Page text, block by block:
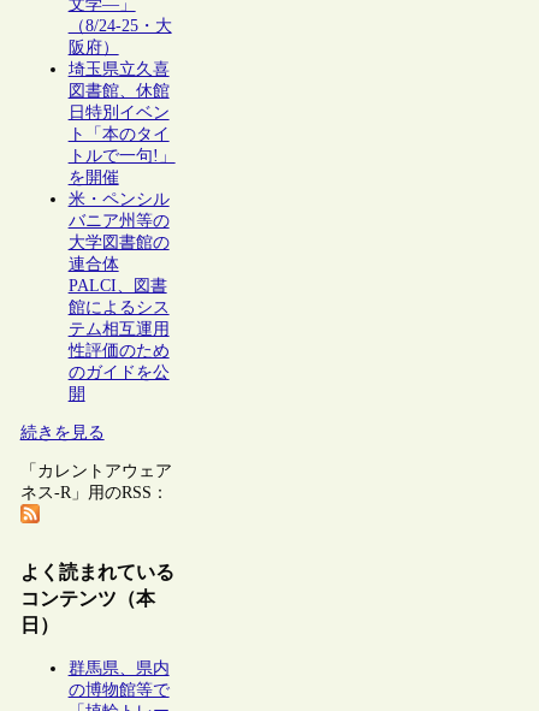
文学―」
（8/24-25・大
阪府）
埼玉県立久喜
図書館、休館
日特別イベン
ト「本のタイ
トルで一句!」
を開催
米・ペンシル
バニア州等の
大学図書館の
連合体
PALCI、図書
館によるシス
テム相互運用
性評価のため
のガイドを公
開
続きを見る
「カレントアウェア
ネス-R」用のRSS：
よく読まれている
コンテンツ（本
日）
群馬県、県内
の博物館等で